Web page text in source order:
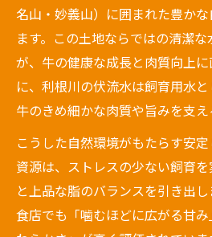
名山・妙義山）に囲まれた豊か
ます。この土地ならではの清潔
が、牛の健康な成長と肉質向上
に、利根川の伏流水は飼育用水
牛のきめ細かな肉質や旨みを支え
こうした自然環境がもたらす安
資源は、ストレスの少ない飼育
と上品な脂のバランスを引き出
食店でも「噛むほどに広がる甘